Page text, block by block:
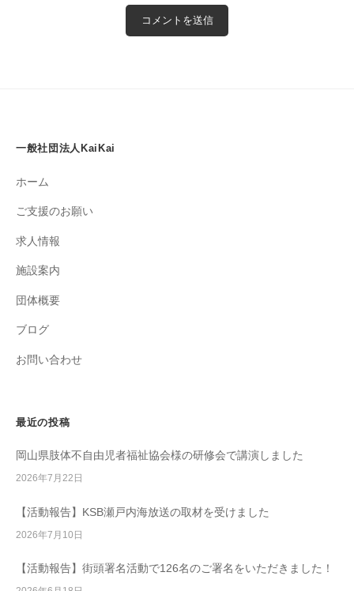
一般社団法人KaiKai
ホーム
ご支援のお願い
求人情報
施設案内
団体概要
ブログ
お問い合わせ
最近の投稿
岡山県肢体不自由児者福祉協会様の研修会で講演しました
2026年7月22日
【活動報告】KSB瀬戸内海放送の取材を受けました
2026年7月10日
【活動報告】街頭署名活動で126名のご署名をいただきました！